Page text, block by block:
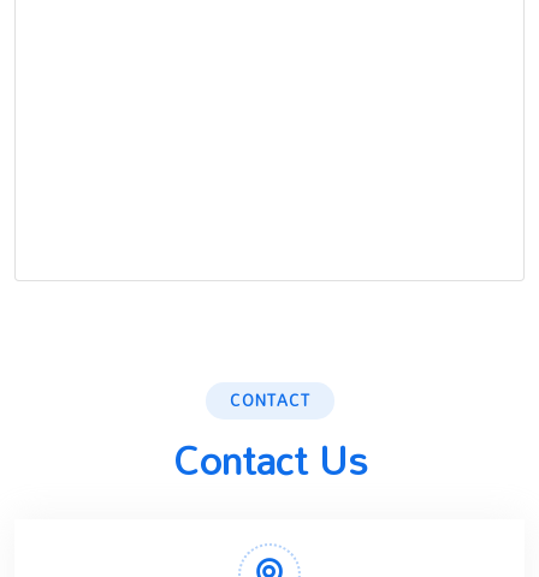
CONTACT
Contact Us